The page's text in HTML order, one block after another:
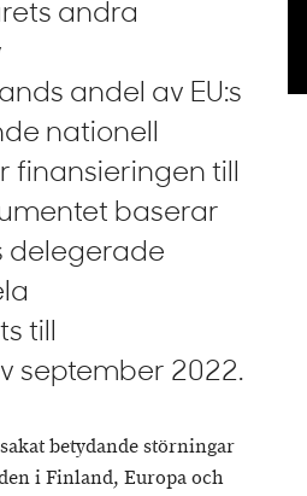
andra
andel av EU:s
nationell
finansieringen till
baserar
delegerade
till
september 2022.
betydande störningar
i Finland, Europa och